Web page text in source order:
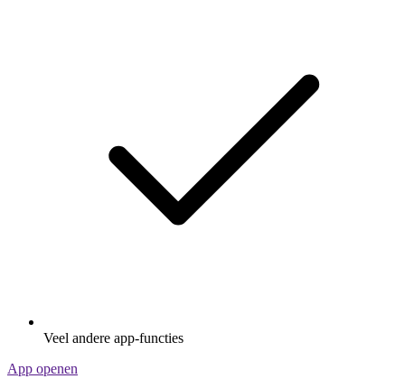
Veel andere app-functies
App openen